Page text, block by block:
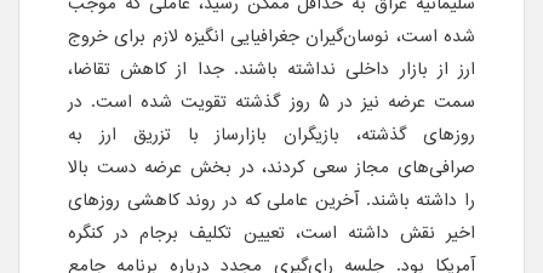
شده است، نوسان‌گیران جغرافیایی انگیزه لازم برای خروج
ارز از بازار داخلی نداشته باشند. جدا از کاهش تقاضا،
سمت عرضه نیز در ۵ روز گذشته تقویت شده است. در
روزهای گذشته، بازیگران بازارساز با تزریق ارز به
صرافی‌های مجاز سعی کردند، در بخش عرضه دست بالا
را داشته باشند. آخرین عاملی که در روند کاهشی روزهای
اخیر نقش داشته است، تعیین تکلیف برجام در کنگره
آمریکا بود. جلسه رای‌گیری مجدد درباره برنامه جامع